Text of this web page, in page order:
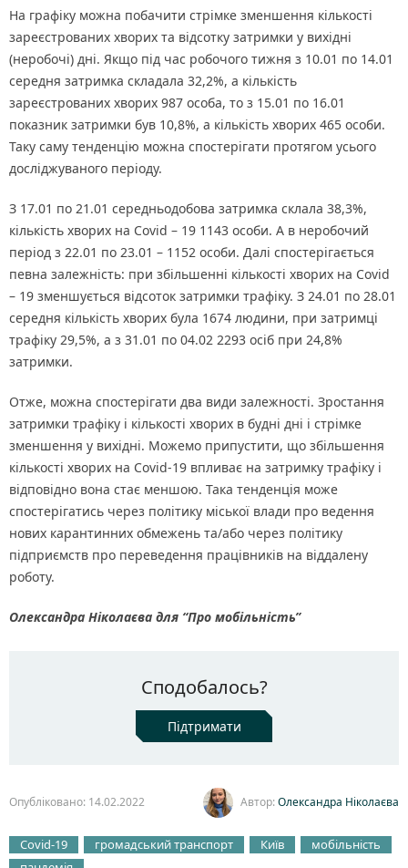
На графіку можна побачити стрімке зменшення кількості
зареєстрованих хворих та відсотку затримки у вихідні
(неробочі) дні. Якщо під час робочого тижня з 10.01 по 14.01
середня затримка складала 32,2%, а кількість
зареєстрованих хворих 987 особа, то з 15.01 по 16.01
показник затримки був 10,8%, а кількість хворих 465 особи.
Таку саму тенденцію можна спостерігати протягом усього
досліджуваного періоду.
З 17.01 по 21.01 середньодобова затримка склала 38,3%,
кількість хворих на Covid – 19 1143 особи. А в неробочий
період з 22.01 по 23.01 – 1152 особи. Далі спостерігається
певна залежність: при збільшенні кількості хворих на Covid
– 19 зменшується відсоток затримки трафіку. З 24.01 по 28.01
середня кількість хворих була 1674 людини, при затримці
трафіку 29,5%, а з 31.01 по 04.02 2293 осіб при 24,8%
затримки.
Отже, можна спостерігати два види залежності. Зростання
затримки трафіку і кількості хворих в будні дні і стрімке
зменшення у вихідні. Можемо припустити, що збільшення
кількості хворих на Covid-19 впливає на затримку трафіку і
відповідно вона стає меншою. Така тенденція може
спостерігатись через політику міської влади про ведення
нових карантинних обмежень та/або через політику
підприємств про переведення працівників на віддалену
роботу.
Олександра Ніколаєва для “Про мобільність”
Сподобалось?
Підтримати
Опубліковано: 14.02.2022 Автор:Олександра Ніколаєва
Covid-19 громадський транспорт Київ
мобільність